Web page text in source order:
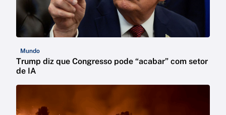
Mundo
Trump diz que Congresso pode “acabar” com setor
de IA